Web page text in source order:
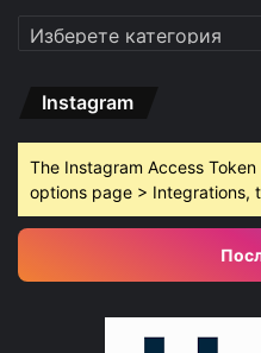
Категории
Instagram
The Instagram Access
options page > Integrations,